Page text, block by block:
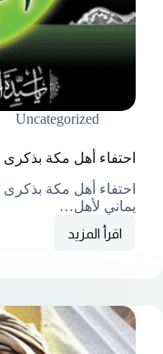
Uncategorized
احتفاء أهل مكة
احتفاء أهل مكة
يماني لأهل…
اقرأ المزيد